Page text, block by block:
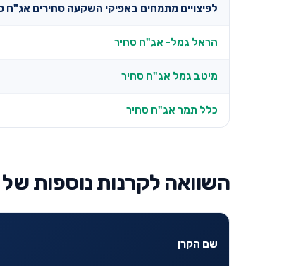
לפיצויים מתמחים באפיקי השקעה סחירים אג"ח
הראל גמל- אג"ח סחיר
מיטב גמל אג"ח סחיר
כלל תמר אג"ח סחיר
השוואה לקרנות נוספות
שם הקרן